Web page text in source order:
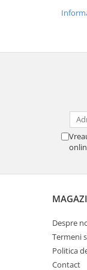
Despre
Termeni
Politica
Contact